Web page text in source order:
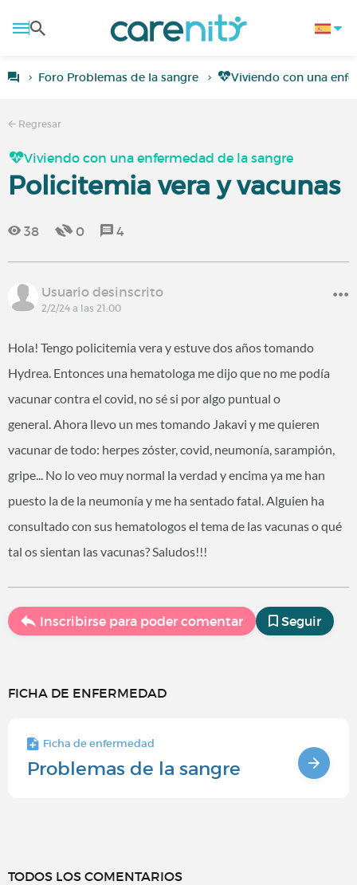
Foro Problemas de la sangre Viviendo con una
Regresar
Viviendo con una enfermedad de la sangre
Policitemia vera y vacunas
38 0 4
Usuario desinscrito
2/2/24 a las 21:00
Hola! Tengo policitemia vera y estuve dos años tomando
Hydrea. Entonces una hematologa me dijo que no me podía
vacunar contra el covid, no sé si por algo puntual o
general. Ahora llevo un mes tomando Jakavi y me quieren
vacunar de todo: herpes zóster, covid, neumonía, sarampión,
gripe... No lo veo muy normal la verdad y encima ya me han
puesto la de la neumonía y me ha sentado fatal. Alguien ha
consultado con sus hematologos el tema de las vacunas o qué
tal os sientan las vacunas? Saludos!!!
Inscribirse para poder comentar Seguir
FICHA DE ENFERMEDAD
Ficha de enfermedad
Problemas de la sangre
TODOS LOS COMENTARIOS